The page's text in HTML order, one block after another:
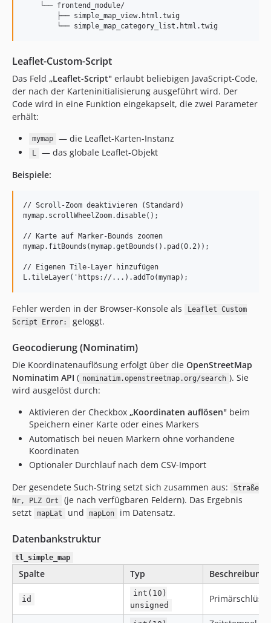
    └── frontend_module/
        ├── simple_map_view.html.twig
Leaflet-Custom-Script
Das Feld „Leaflet-Script" erlaubt beliebigen JavaScript-Code,
der nach der Karteninitialisierung ausgeführt wird. Der
Code wird in eine Funktion eingekapselt, die zwei Parameter
erhält:
mymap — die Leaflet-Karten-Instanz
L
— das globale Leaflet-Objekt
Beispiele:
// Scroll-Zoom deaktivieren (Standard)
mymap.scrollWheelZoom.disable();
// Karte auf Marker-Bounds zoomen
mymap.fitBounds(mymap.getBounds().pad(0.2));
// Eigenen Tile-Layer hinzufügen
Fehler werden in der Browser-Konsole als
Leaflet Custom
Script Error:
geloggt.
Geocodierung (Nominatim)
Die Koordinatenauflösung erfolgt über die OpenStreetMap
Nominatim API ( nominatim.openstreetmap.org/search ). Sie
wird ausgelöst durch:
Aktivieren der Checkbox „Koordinaten auflösen" beim
Speichern einer Karte oder eines Markers
Automatisch bei neuen Markern ohne vorhandene
Koordinaten
Optionaler Durchlauf nach dem CSV-Import
Der gesendete Such-String setzt sich zusammen aus:
Straße
Nr, PLZ Ort
(je nach verfügbaren Feldern). Das Ergebnis
setzt
mapLat und mapLon im Datensatz.
Datenbankstruktur
tl_simple_map
Spalte Typ Beschreibung
id
int(10)
unsigned